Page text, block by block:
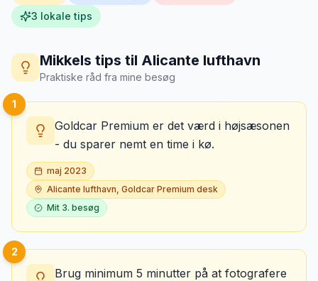
3 lokale tips
Mikkels tips til Alicante lufthavn
Praktiske råd fra mine besøg
1
Goldcar Premium er det værd i højsæsonen
- du sparer nemt en time i kø.
maj 2023
Alicante lufthavn, Goldcar Premium desk
Mit 3. besøg
2
Brug minimum 5 minutter på at fotografere